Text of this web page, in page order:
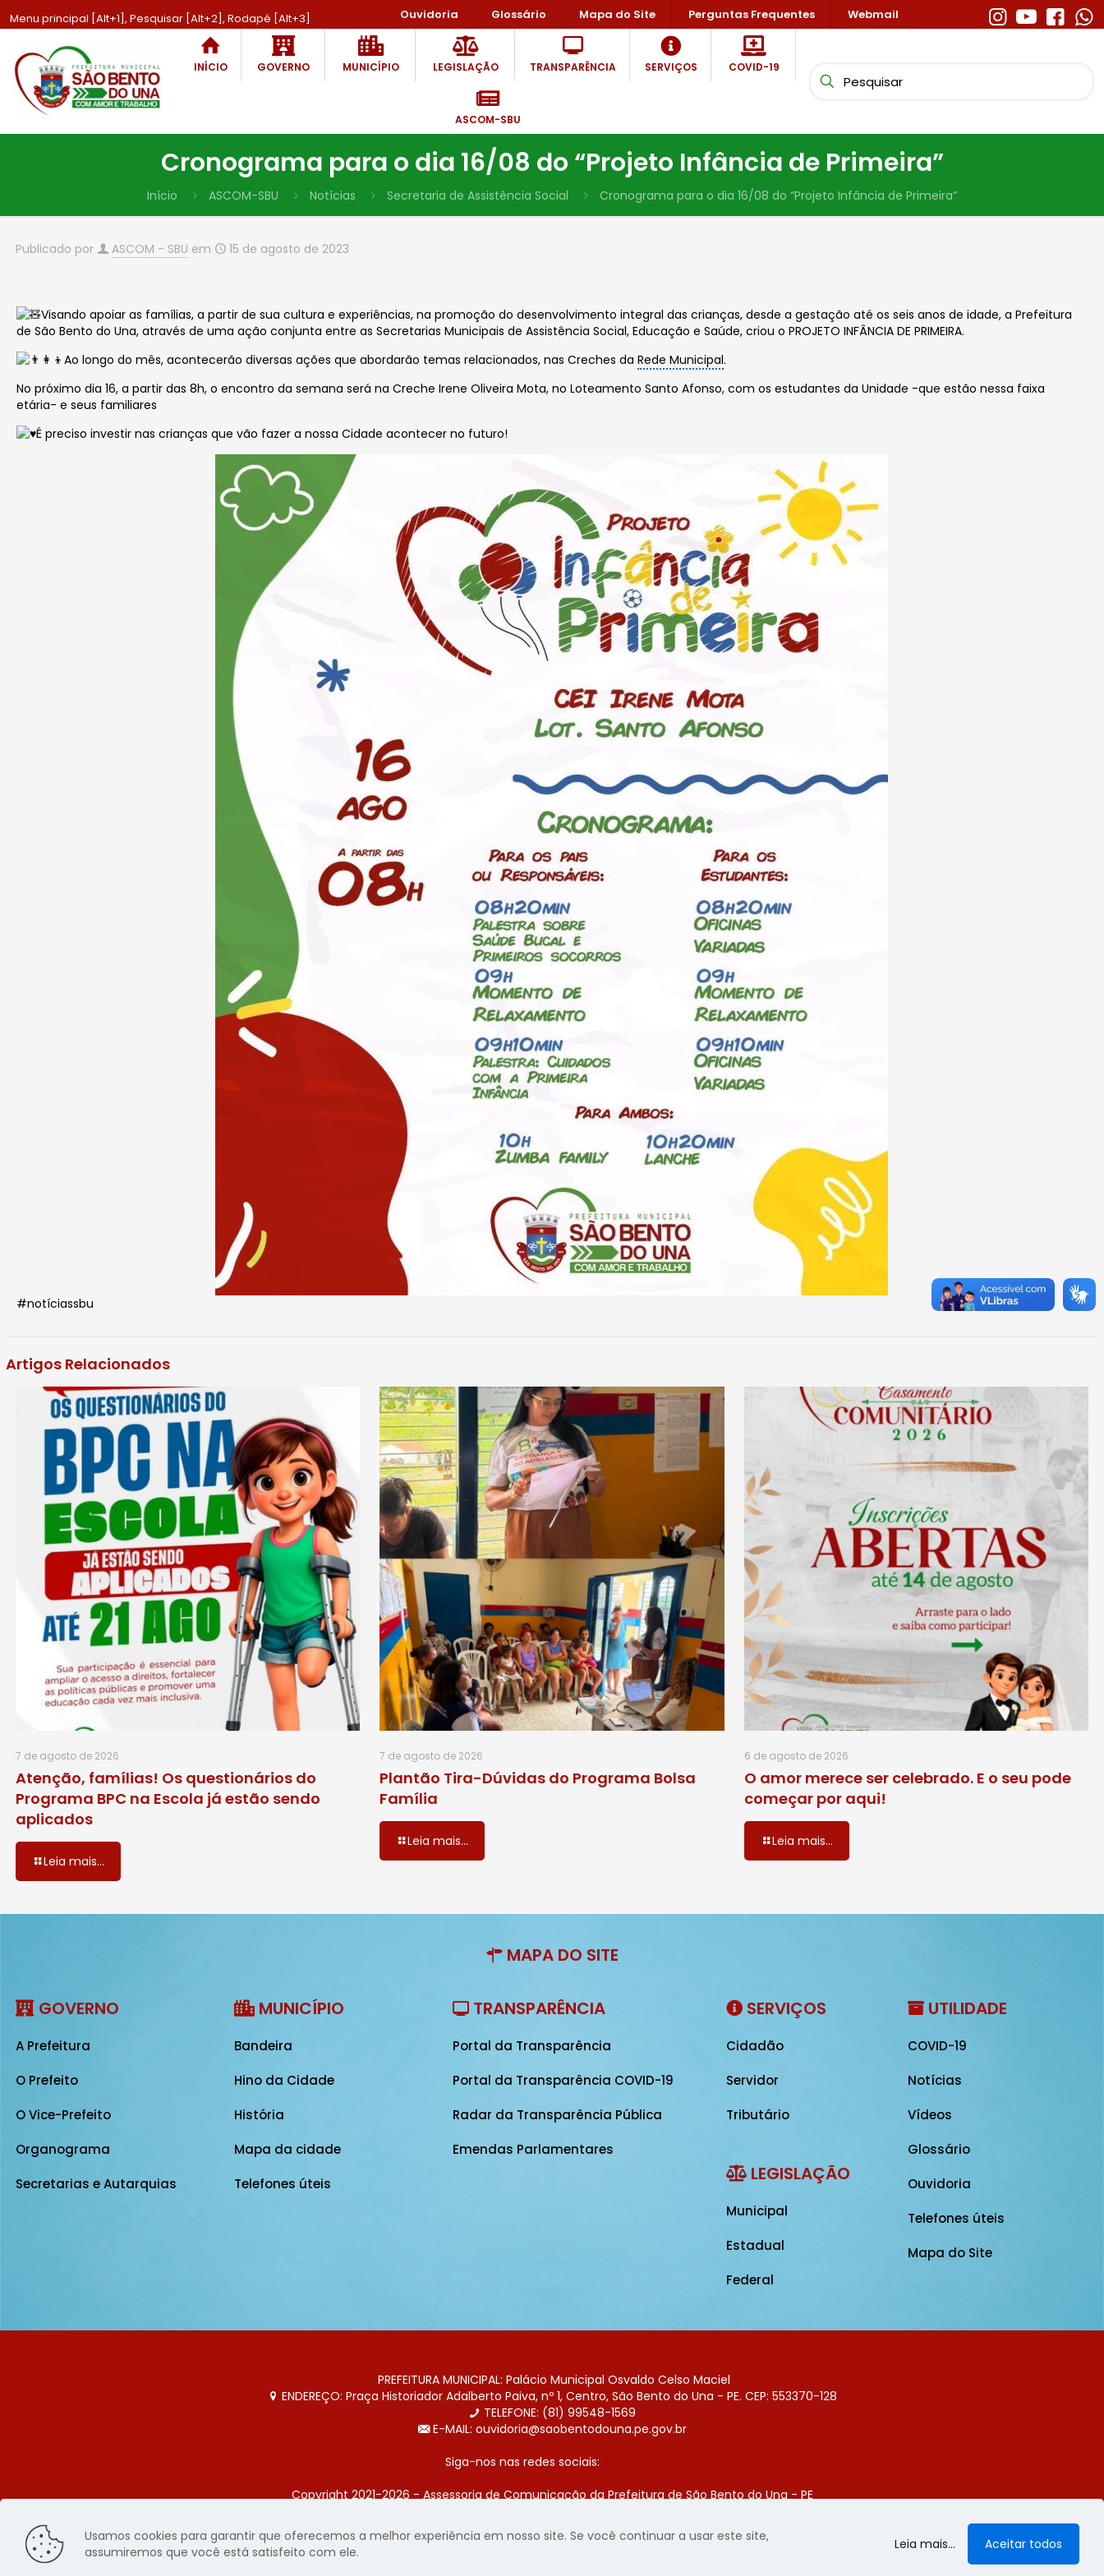
Menu principal [Alt+1], Pesquisar [Alt+2], Rodapé [Alt+3] Ouvidoria Glossário Mapa do Site Perguntas Frequentes Webmail
INÍCIO GOVERNO MUNICÍPIO LEGISLAÇÃO TRANSPARÊNCIA SERVIÇOS COVID-19
ASCOM-SBU
Cronograma para o dia 16/08 do “Projeto Infância de Primeira”
Início ASCOM-SBU Notícias Secretaria de Assistência Social Cronograma para o dia 16/08 do “Projeto Infância de Primeira”
Publicado por ASCOM - SBU em 15 de agosto de 2023
Visando apoiar as famílias, a partir de sua cultura e experiências, na promoção do desenvolvimento integral das crianças, desde a gestação até os seis anos de idade, a Prefeitura
de São Bento do Una, através de uma ação conjunta entre as Secretarias Municipais de Assistência Social, Educação e Saúde, criou o PROJETO INFÂNCIA DE PRIMEIRA.
Ao longo do mês, acontecerão diversas ações que abordarão temas relacionados, nas Creches daRede Municipal.
No próximo dia 16, apartir das 8h, o encontro da semana será na Creche Irene Oliveira Mota, no Loteamento Santo Afonso, com os estudantes da Unidade -que estão nessa faixa
etária- e seus familiares
É preciso investir nas crianças que vão fazer a nossa Cidade acontecer no futuro!
#notíciassbu
Artigos Relacionados
7 de agosto de 2026
Atenção, famílias! Os questionários do
Programa BPC na Escola já estão sendo
aplicados
Leia mais...
7 de agosto de 2026
Plantão Tira-Dúvidas do Programa Bolsa
Família
Leia mais...
6 de agosto de 2026
O amor merece ser celebrado. E o seu pode
começar por aqui!
Leia mais...
MAPA DO SITE
GOVERNO
A Prefeitura
O Prefeito
O Vice-Prefeito
Organograma
Secretarias e Autarquias
MUNICÍPIO
Bandeira
Hino da Cidade
História
Mapa da cidade
Telefones úteis
TRANSPARÊNCIA
Portal da Transparência
Portal da Transparência COVID-19
Radar da Transparência Pública
Emendas Parlamentares
SERVIÇOS
Cidadão
Servidor
Tributário
LEGISLAÇÃO
Municipal
Estadual
Federal
UTILIDADE
COVID-19
Notícias
Vídeos
Glossário
Ouvidoria
Telefones úteis
Mapa do Site
PREFEITURA MUNICIPAL: Palácio Municipal Osvaldo Celso Maciel
ENDEREÇO: Praça Historiador Adalberto Paiva, nº 1, Centro, São Bento do Una - PE. CEP: 553370-128
TELEFONE: (81) 99548-1569
E-MAIL: ouvidoria@saobentodouna.pe.gov.br
Siga-nos nas redes sociais:
Copyright 2021-2026 - Assessoria de Comunicação da Prefeitura de São Bento do Una - PE
Página desenvolvida pela agência de publicidade LumusWeb - Agência Digital
Usamos cookies para garantir que oferecemos a melhor experiência em nosso site. Se você continuar a usar este site,
assumiremos que você está satisfeito com ele.
Leia mais... Aceitar todos